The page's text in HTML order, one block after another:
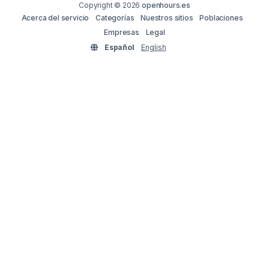
Copyright © 2026openhours.es
Acerca del servicio
Categorías Nuestros sitios
Poblaciones
Empresas
Legal
Español
English